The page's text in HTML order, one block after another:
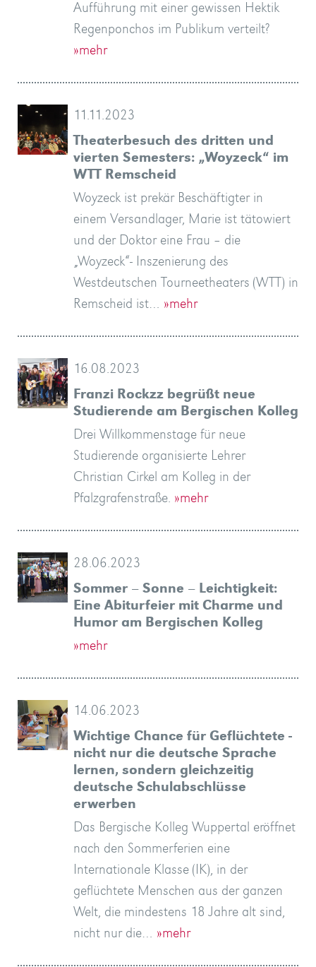
Aufführung mit einer gewissen Hektik
Regenponchos im Publikum verteilt?
»mehr
11.11.2023
Theaterbesuch des dritten und
vierten Semesters: „Woyzeck“ im
WTT Remscheid
Woyzeck ist prekär Beschäftigter in
einem Versandlager, Marie ist tätowiert
und der Doktor eine Frau – die
„Woyzeck“- Inszenierung des
Westdeutschen Tourneetheaters (WTT) in
Remscheid ist… »mehr
16.08.2023
Franzi Rockzz begrüßt neue
Studierende am Bergischen Kolleg
Drei Willkommenstage für neue
Studierende organisierte Lehrer
Christian Cirkel am Kolleg in der
Pfalzgrafenstraße. »mehr
28.06.2023
Sommer – Sonne – Leichtigkeit:
Eine Abiturfeier mit Charme und
Humor am Bergischen Kolleg
»mehr
14.06.2023
Wichtige Chance für Geflüchtete -
nicht nur die deutsche Sprache
lernen, sondern gleichzeitig
deutsche Schulabschlüsse
erwerben
Das Bergische Kolleg Wuppertal eröffnet
nach den Sommerferien eine
Internationale Klasse (IK), in der
geflüchtete Menschen aus der ganzen
Welt, die mindestens 18 Jahre alt sind,
nicht nur die… »mehr